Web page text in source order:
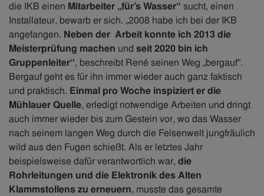
die IKB einen Mitarbeiter „für’s Wasser“ sucht, einen
Installateur, bewarb er sich. „2008 habe ich bei der IKB
angefangen. Neben der Arbeit konnte ich 2013 die
Meisterprüfung machen und seit 2020 bin ich
Gruppenleiter“, beschreibt René seinen Weg „bergauf“.
Bergauf geht es für ihn immer wieder auch ganz faktisch
und praktisch. Einmal pro Woche inspiziert er die
Mühlauer Quelle, erledigt notwendige Arbeiten und dringt
auch immer wieder bis zum Gestein vor, wo das Wasser
nach seinem langen Weg durch die Felsenwelt jungfräulich
wild aus den Fugen schießt. Als er letztes Jahr
beispielsweise dafür verantwortlich war, die
Rohrleitungen und die Elektronik des Alten
Klammstollens zu erneuern, musste das gesamte